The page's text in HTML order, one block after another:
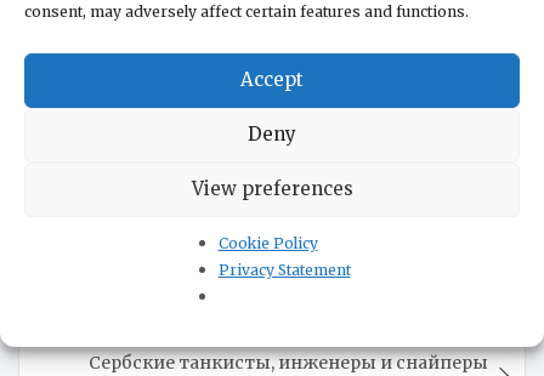
consent, may adversely affect certain features and functions.
Accept
Deny
View preferences
Cookie Policy
Privacy Statement
туризм в Сербии
записямСербские танкисты, инженеры и снайперы